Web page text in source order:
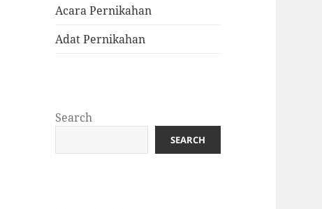
Acara Pernikahan
Adat Pernikahan
Search
SEARCH